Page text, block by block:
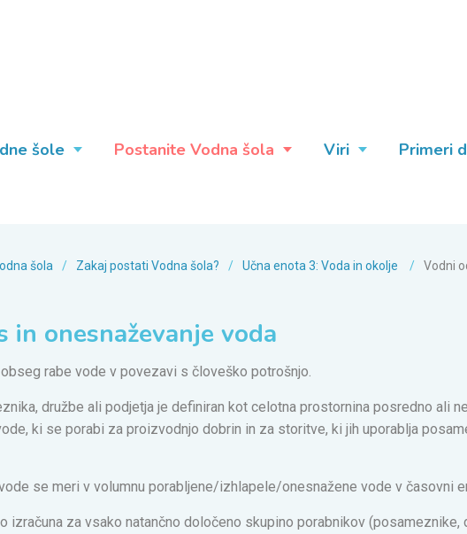
šole Postanite Vodna šola Viri Primeri
šola / Zakaj postati Vodna šola? / Učna enota 3: Voda in okolje / Vodni
in onesnaževanje voda
rabe vode v povezavi s človeško potrošnjo.
družbe ali podjetja je definiran kot celotna prostornina posredno ali
ki se porabi za proizvodnjo dobrin in za storitve, ki jih uporablja
se meri v volumnu porabljene/izhlapele/onesnažene vode v časovni
izračuna za vsako natančno določeno skupino porabnikov (posameznike,